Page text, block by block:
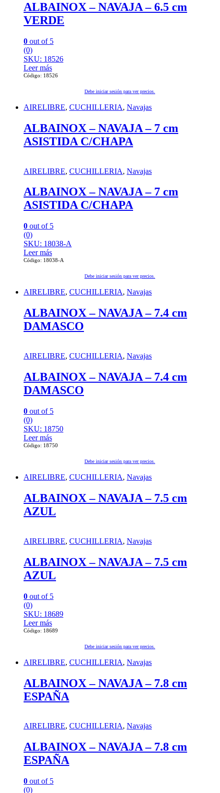
ALBAINOX – NAVAJA – 6.5 cm
VERDE
0 out of 5
(0)
SKU: 18526
Leer más
Código: 18526
Debe iniciar sesión para ver precios.
AIRELIBRE, CUCHILLERIA, Navajas
ALBAINOX – NAVAJA – 7 cm
ASISTIDA C/CHAPA
AIRELIBRE, CUCHILLERIA, Navajas
ALBAINOX – NAVAJA – 7 cm
ASISTIDA C/CHAPA
0 out of 5
(0)
SKU: 18038-A
Leer más
Código: 18038-A
Debe iniciar sesión para ver precios.
AIRELIBRE, CUCHILLERIA, Navajas
ALBAINOX – NAVAJA – 7.4 cm
DAMASCO
AIRELIBRE, CUCHILLERIA, Navajas
ALBAINOX – NAVAJA – 7.4 cm
DAMASCO
0 out of 5
(0)
SKU: 18750
Leer más
Código: 18750
Debe iniciar sesión para ver precios.
AIRELIBRE, CUCHILLERIA, Navajas
ALBAINOX – NAVAJA – 7.5 cm
AZUL
AIRELIBRE, CUCHILLERIA, Navajas
ALBAINOX – NAVAJA – 7.5 cm
AZUL
0 out of 5
(0)
SKU: 18689
Leer más
Código: 18689
Debe iniciar sesión para ver precios.
AIRELIBRE, CUCHILLERIA, Navajas
ALBAINOX – NAVAJA – 7.8 cm
ESPAÑA
AIRELIBRE, CUCHILLERIA, Navajas
ALBAINOX – NAVAJA – 7.8 cm
ESPAÑA
0 out of 5
(0)